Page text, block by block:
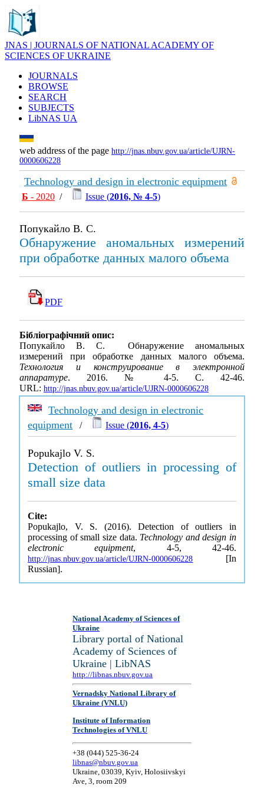
JNAS | JOURNALS OF NATIONAL ACADEMY OF
SCIENCES OF UKRAINE
JOURNALS
BROWSE
SEARCH
SUBJECTS
LibNAS UA
web address of the page http://jnas.nbuv.gov.ua/article/UJRN-
0000606228
Technology and design in electronic equipment
Б - 2020 / Issue (2016, № 4-5)
Попукайло В. С.
Обнаружение аномальных измерений
при обработке данных малого объема
PDF
Бібліографічний опис:
Попукайло В. С. Обнаружение аномальных
измерений при обработке данных малого объема.
Технология и конструирование в электронной
аппаратуре. 2016. № 4-5. С. 42-46.
URL: http://jnas.nbuv.gov.ua/article/UJRN-0000606228
Technology and design in electronic
equipment / Issue (2016, 4-5)
Popukajlo V. S.
Detection of outliers in processing of
small size data
Cite:
Popukajlo, V. S. (2016). Detection of outliers in
processing of small size data. Technology and design in
electronic equipment, 4-5, 42-46.
http://jnas.nbuv.gov.ua/article/UJRN-0000606228 [In
Russian].
National Academy of Sciences of
Ukraine
Library portal of National
Academy of Sciences of
Ukraine | LibNAS
http://libnas.nbuv.gov.ua
Vernadsky National Library of
Ukraine (VNLU)
Institute of Information
Technologies of VNLU
+38 (044) 525-36-24
libnas@nbuv.gov.ua
Ukraine, 03039, Kyiv, Holosiivskyi
Ave, 3, room 209